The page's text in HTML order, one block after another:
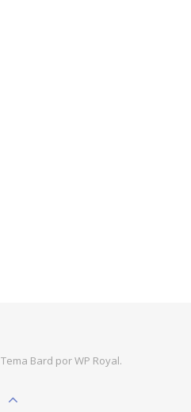
Tema Bard porWP Royal.